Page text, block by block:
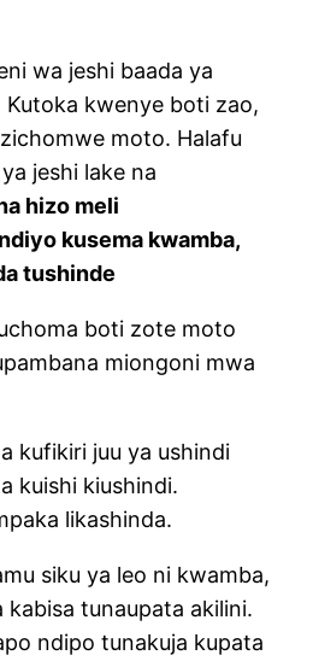
wa jeshi baada ya
Kutoka kwenye boti zao,
moto. Halafu
jeshi lake na
hizo meli
kusema kwamba,
tushinde
boti zote moto
miongoni mwa
kufikiri juu ya ushindi
kuishi kiushindi.
likashinda.
siku ya leo ni kwamba,
tunaupata akilini.
ndipo tunakuja kupata